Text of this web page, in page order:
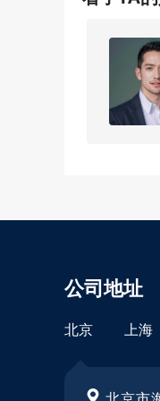
公司地址
北京 上海